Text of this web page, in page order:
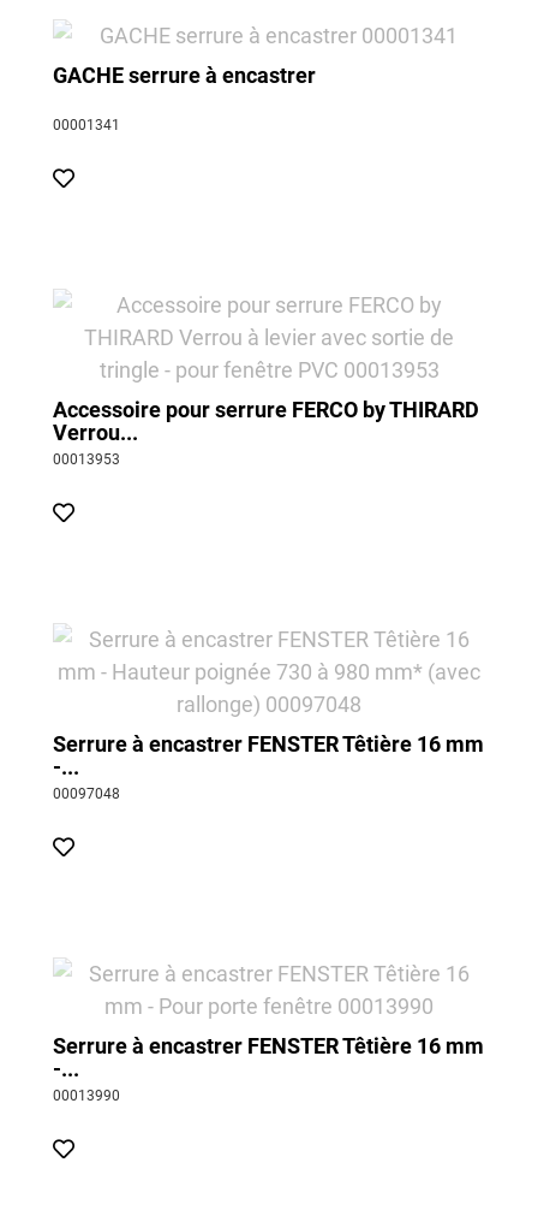
GACHE serrure à encastrer
00001341
Accessoire pour serrure FERCO by THIRARD
Verrou...
00013953
Serrure à encastrer FENSTER Têtière 16 mm
-...
00097048
Serrure à encastrer FENSTER Têtière 16 mm
-...
00013990